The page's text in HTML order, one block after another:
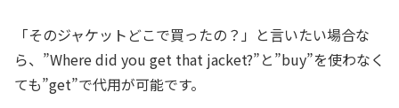
「そのジャケットどこで買ったの？」と言いたい場合な
ら、”Where did you get that jacket?”と”buy”を使わなく
ても”get”で代用が可能です。